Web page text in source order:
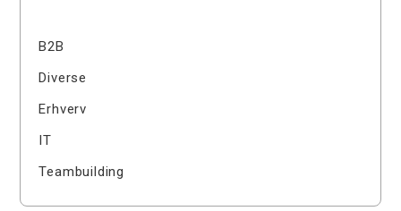
B2B
Diverse
Erhverv
IT
Teambuilding